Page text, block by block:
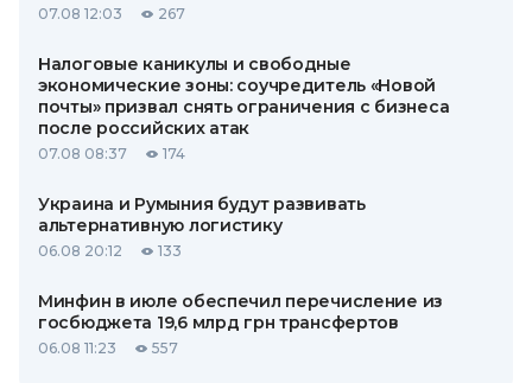
07.08 12:03 267
Налоговые каникулы и свободные
экономические зоны: соучредитель «Новой
почты» призвал снять ограничения с бизнеса
после российских атак
07.08 08:37 174
Украина и Румыния будут развивать
альтернативную логистику
06.08 20:12 133
Минфин в июле обеспечил перечисление из
госбюджета 19,6 млрд грн трансфертов
06.08 11:23 557